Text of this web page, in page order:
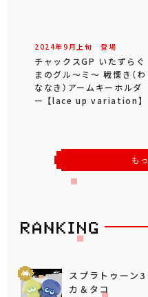
2024年9 月 上旬 登場
チャックスGP いたずらぐ
まのグル～ミ～ 戦慄き（わ
ななき）アームキーホルダ
ー 【lace up variation】
も
スプラトゥー
カ＆タコ